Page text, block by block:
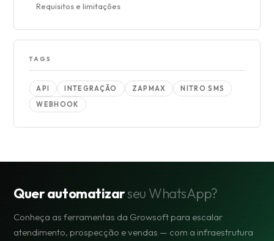
Requisitos e limitações
TAGS
API INTEGRAÇÃO ZAPMAX
NITRO SMS
WEBHOOK
Quer automatizarseu WhatsApp?
Conheça as ferramentas da Growsoft para escalar
atendimento, prospecção e vendas — com a infraestrutura